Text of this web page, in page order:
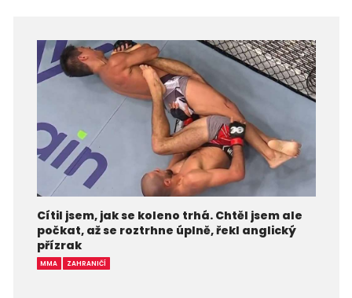
Cítil jsem, jak se koleno trhá. Chtěl jsem ale
počkat, až se roztrhne úplně, řekl anglický
přízrak
MMA ZAHRANIČÍ